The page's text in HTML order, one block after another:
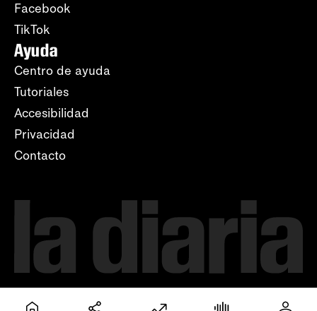
Facebook
TikTok
Ayuda
Centro de ayuda
Tutoriales
Accesibilidad
Privacidad
Contacto